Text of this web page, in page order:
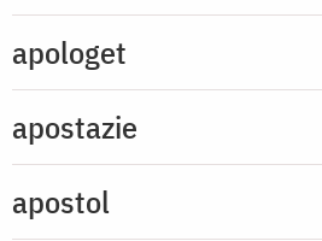
apologet
apostazie
apostol